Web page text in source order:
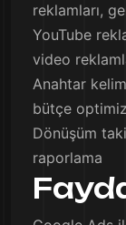
reklamları,
YouTube
video
Anahtar
bütçe
Dönüşüm
raporlama